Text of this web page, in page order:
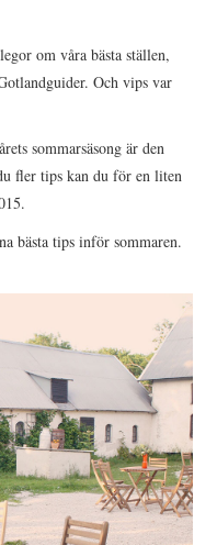
om våra bästa ställen,
Och vips var
sommarsäsong är den
fler tips kan du för en liten
bästa tips inför sommaren.